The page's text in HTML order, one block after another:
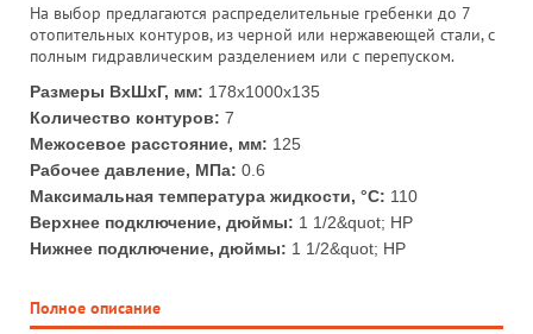
На выбор предлагаются распределительные гребенки до 7
отопительных контуров, из черной или нержавеющей стали, с
полным гидравлическим разделением или с перепуском.
Размеры ВхШхГ, мм: 178х1000х135
Количество контуров: 7
Межосевое расстояние, мм: 125
Рабочее давление, МПа: 0.6
Максимальная температура жидкости, °С: 110
Верхнее подключение, дюймы: 1 1/2&quot; НР
Нижнее подключение, дюймы: 1 1/2&quot; НР
Полное описание